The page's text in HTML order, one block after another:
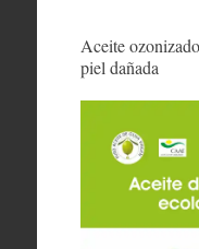
Aceite
piel dañada